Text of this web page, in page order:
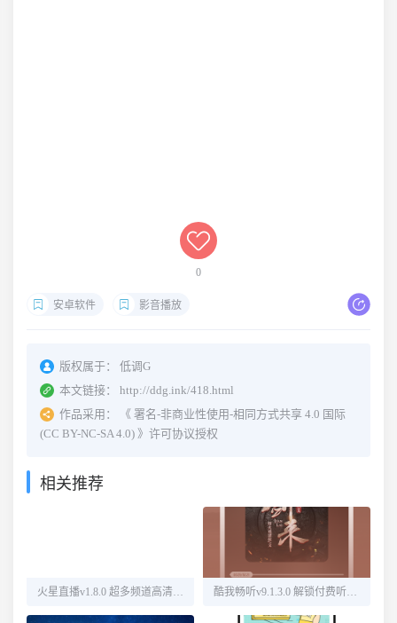
0
安卓软件 影音播放
版权属于：
低调G
本文链接：
http://ddg.ink/418.html
作品采用：
《 署名-非商业性使用-相同方式共享 4.0 国际
(CC BY-NC-SA 4.0) 》许可协议授权
相关推荐
火星直播v1.8.0 超多频道高清直播 酷我畅听v9.1.3.0 解锁付费听书源